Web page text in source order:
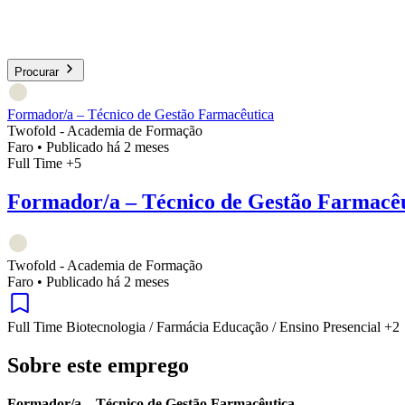
Procurar
Formador/a – Técnico de Gestão Farmacêutica
Twofold - Academia de Formação
Faro • Publicado há 2 meses
Full Time +5
Formador/a – Técnico de Gestão
Twofold - Academia de Formação
Faro • Publicado há 2 meses
Full Time Biotecnologia / Farmácia Educação / Ensino Presencial +2
Sobre este emprego